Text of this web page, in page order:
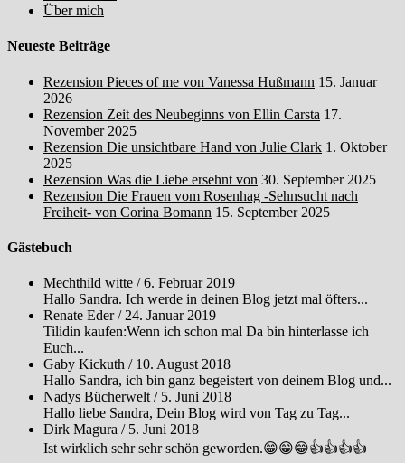
Über mich
Neueste Beiträge
Rezension Pieces of me von Vanessa Hußmann 15. Januar
2026
Rezension Zeit des Neubeginns von Ellin Carsta 17.
November 2025
Rezension Die unsichtbare Hand von Julie Clark 1. Oktober
2025
Rezension Was die Liebe ersehnt von 30. September 2025
Rezension Die Frauen vom Rosenhag -Sehnsucht nach
Freiheit- von Corina Bomann 15. September 2025
Gästebuch
Mechthild witte /6. Februar 2019
Hallo Sandra. Ich werde in deinen Blog jetzt mal öfters...
Renate Eder/ 24. Januar 2019
Tilidin kaufen:Wenn ich schon mal Da bin hinterlasse ich
Euch...
Gaby Kickuth / 10. August 2018
Hallo Sandra, ich bin ganz begeistert von deinem Blog und...
Nadys Bücherwelt / 5. Juni 2018
Hallo liebe Sandra, Dein Blog wird von Tag zu Tag...
Dirk Magura / 5. Juni 2018
Ist wirklich sehr sehr schön geworden.😁😁😁👍👍👍👍